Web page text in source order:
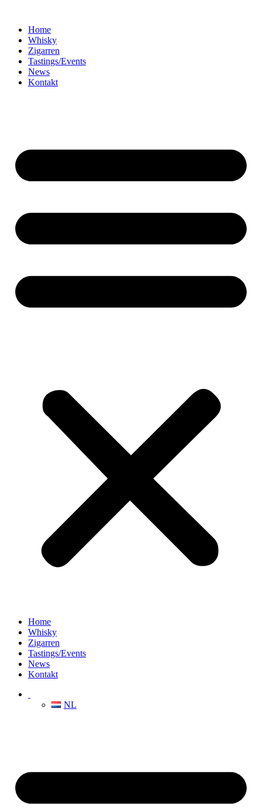
Home
Whisky
Zigarren
Tastings/Events
News
Kontakt
Home
Whisky
Zigarren
Tastings/Events
News
Kontakt
NL